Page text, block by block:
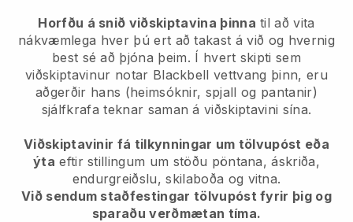
Horfðu á snið viðskiptavina þinna til að vita
nákvæmlega hver þú ert að takast á við og hvernig
best sé að þjóna þeim. Í hvert skipti sem
viðskiptavinur notar Blackbell vettvang þinn, eru
aðgerðir hans (heimsóknir, spjall og pantanir)
sjálfkrafa teknar saman á viðskiptavini sína.
Viðskiptavinir fá tilkynningar um tölvupóst eða
ýta eftir stillingum um stöðu pöntana, áskriða,
endurgreiðslu, skilaboða og vitna.
Við sendum staðfestingar tölvupóst fyrir þig og
sparaðu verðmætan tíma.